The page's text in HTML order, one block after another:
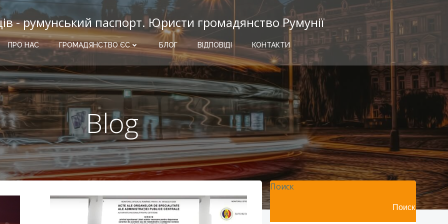
- румунський паспорт. Юристи громадянство Румунії
ПРО НАС ГРОМАДЯНСТВО ЄС БЛОГ ВІДПОВІДІ КОНТАКТИ
Blog
Поиск
Поиск